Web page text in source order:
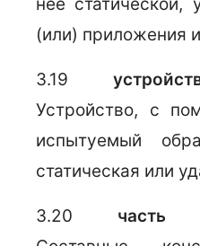
(или) приложения
3.19
Устройство, с
испытуемый
статическая или
3.20 часть